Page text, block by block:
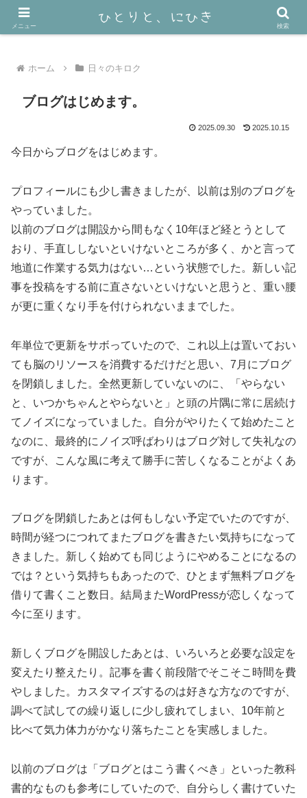
ホーム 日々のキロク
ブログはじめます。
2025.09.30 2025.10.15
今日からブログをはじめます。
プロフィールにも少し書きましたが、以前は別のブログを
やっていました。
以前のブログは開設から間もなく10年ほど経とうとして
おり、手直ししないといけないところが多く、かと言って
地道に作業する気力はない…という状態でした。新しい記
事を投稿をする前に直さないといけないと思うと、重い腰
が更に重くなり手を付けられないままでした。
年単位で更新をサボっていたので、これ以上は置いておい
ても脳のリソースを消費するだけだと思い、7月にブログ
を閉鎖しました。全然更新していないのに、「やらない
と、いつかちゃんとやらないと」と頭の片隅に常に居続け
てノイズになっていました。自分がやりたくて始めたこと
なのに、最終的にノイズ呼ばわりはブログ対して失礼なの
ですが、こんな風に考えて勝手に苦しくなることがよくあ
ります。
ブログを閉鎖したあとは何もしない予定でいたのですが、
時間が経つにつれてまたブログを書きたい気持ちになって
きました。新しく始めても同じようにやめることになるの
では？という気持ちもあったので、ひとまず無料ブログを
借りて書くこと数日。結局またWordPressが恋しくなって
今に至ります。
新しくブログを開設したあとは、いろいろと必要な設定を
変えたり整えたり。記事を書く前段階でそこそこ時間を費
やしました。カスタマイズするのは好きな方なのですが、
調べて試しての繰り返しに少し疲れてしまい、10年前と
比べて気力体力がかなり落ちたことを実感しました。
以前のブログは「ブログとはこう書くべき」といった教科
書的なものも参考にしていたので、自分らしく書けていた
メニュー 検索